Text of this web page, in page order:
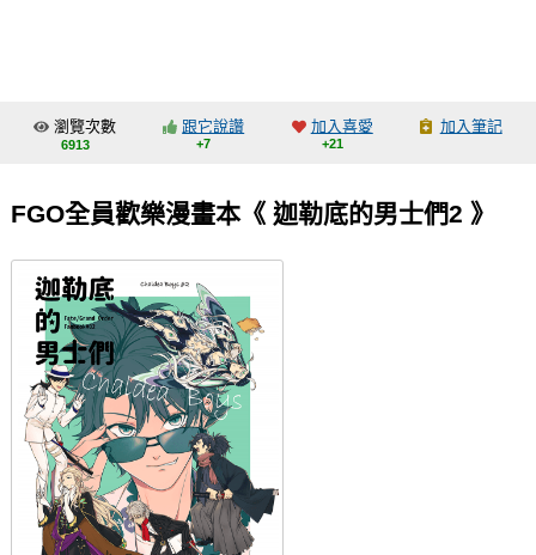
交流中心
會員功能選單
註冊會員
登入
瀏覽次數
6913
跟它說讚
+7
加入喜愛
+21
加入筆記
FGO全員歡樂漫畫本《 迦勒底的男士們2 》